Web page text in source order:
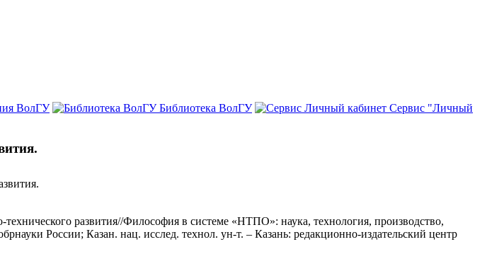
ВолГУ Библиотека ВолГУ
Сервис "Личный
развития//Философия в системе «НТПО»: наука, технология, производство,
России; Казан. нац. исслед. технол. ун-т. ‒ Казань: редакционно-издательский центр